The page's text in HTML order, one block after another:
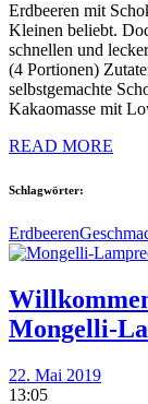
Erdbeeren mit
Kleinen beliebt.
schnellen und
(4 Portionen)
selbstgemachte
Kakaomasse mit
READ MORE
Schlagwörter:
Erdbeeren
Mongelli-
22. Mai 2019
13:05